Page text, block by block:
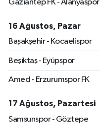
Gaziantep FK - Alanyaspor
16 Ağustos, Pazar
Başakşehir - Kocaelispor
Beşiktaş - Eyüpspor
Amed - Erzurumspor FK
17 Ağustos, Pazartesi
Samsunspor - Göztepe